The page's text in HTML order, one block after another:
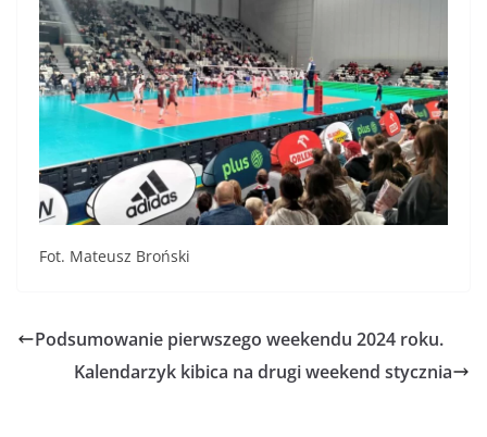
Fot. Mateusz Broński
Podsumowanie pierwszego weekendu 2024 roku.
Kalendarzyk kibica na drugi weekend stycznia